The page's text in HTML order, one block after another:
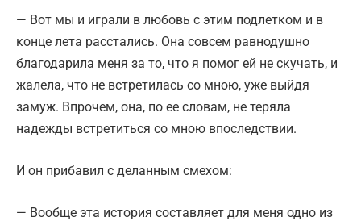
— Вот мы и играли в любовь с этим подлетком и в
конце лета расстались. Она совсем равнодушно
благодарила меня за то, что я помог ей не скучать, и
жалела, что не встретилась со мною, уже выйдя
замуж. Впрочем, она, по ее словам, не теряла
надежды встретиться со мною впоследствии.
И он прибавил с деланным смехом:
— Вообще эта история составляет для меня одно из